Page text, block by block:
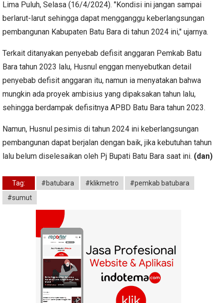
Lima Puluh, Selasa (16/4/2024). "Kondisi ini jangan sampai
berlarut-larut sehingga dapat mengganggu keberlangsungan
pembangunan Kabupaten Batu Bara di tahun 2024 ini," ujarnya.
Terkait ditanyakan penyebab defisit anggaran Pemkab Batu
Bara tahun 2023 lalu, Husnul enggan menyebutkan detail
penyebab defisit anggaran itu, namun ia menyatakan bahwa
mungkin ada proyek ambisius yang dipaksakan tahun lalu,
sehingga berdampak defisitnya APBD Batu Bara tahun 2023.
Namun, Husnul pesimis di tahun 2024 ini keberlangsungan
pembangunan dapat berjalan dengan baik, jika kebutuhan tahun
lalu belum diselesaikan oleh Pj Bupati Batu Bara saat ini. (dan)
Tag: #batubara #klikmetro
#pemkab batubara
#sumut